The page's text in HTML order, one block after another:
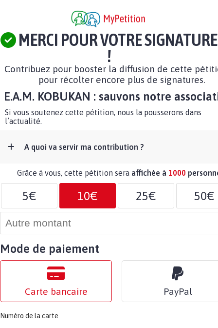
MERCI POUR VOTRE SIGNATURE
!
Contribuez pour booster la diffusion de cette
pour récolter encore plus de signatures.
E.A.M. KOBUKAN : sauvons notre
Si vous soutenez cette pétition, nous la pousserons dans
l’actualité.
A quoi va servir ma contribution ?
Grâce à vous, cette pétition sera affichée à 1000
5€ 10€ 25€ 50€
Mode de paiement
Carte bancaire PayPal
Numéro de la carte